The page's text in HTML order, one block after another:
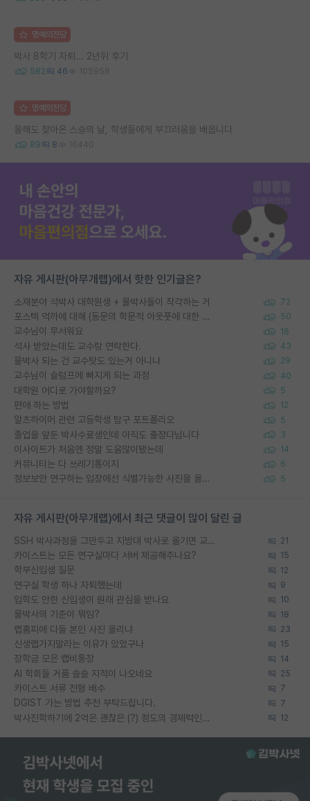
명예의전당
박사 8학기 자퇴... 2년뒤 후기
582 46 105958
명예의전당
올해도 찾아온 스승의 날, 학생들에게 부끄러움을 배웁니다
89 8 16440
자유 게시판(아무개랩)에서 핫한 인기글은?
소재분야 석박사 대학원생 + 물박사들이 착각하는 거 72
포스텍 억까에 대해 (동문의 학문적 아웃풋에 대한 반박) 50
교수님이 무서워요 16
석사 받았는데도 교수랑 연락한다. 43
물박사 되는 건 교수탓도 있는거 아니냐 29
교수님이 슬럼프에 빠지게 되는 과정 40
대학원 어디로 가야할까요? 5
편애 하는 방법 12
알츠하이머 관련 고등학생 탐구 포트폴리오 5
졸업을 앞둔 박사수료생인데 아직도 출장다닙니다 3
이사이트가 처음엔 정말 도움많이됐는데 14
커뮤니티는 다 쓰레기통이지 6
정보보안 연구하는 입장에선 식별가능한 사진을 올리는건 비추이긴함 5
자유 게시판(아무개랩)에서 최근 댓글이 많이 달린 글
SSH 박사과정을 그만두고 지방대 박사로 옮기면 교수의 꿈은 끝일까요? 21
카이스트는 모든 연구실마다 서버 제공해주나요? 15
학부신입생 질문 12
연구실 학생 하나 자퇴했는데 9
입학도 안한 신입생이 원래 관심을 받나요 10
물박사의 기준이 뭐임? 18
랩홈피에 다들 본인 사진 올리냐 23
신생랩가지말라는 이유가 있었구나 15
장학금 모은 랩비통장 14
AI 학회들 거품 슬슬 지적이 나오네요 25
카이스트 서류 전형 배수 7
DGIST 가는 방법 추천 부탁드립니다. 7
박사진학하기에 2억은 괜찮은 (?) 정도의 경제력인가요 12